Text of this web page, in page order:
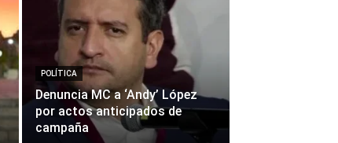
POLÍTICA
Denuncia MC a ‘Andy’ López
por actos anticipados de
campaña